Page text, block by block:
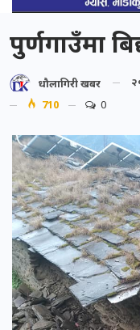
पुर्णगाउँमा
धौलागिरी खबर
710
0